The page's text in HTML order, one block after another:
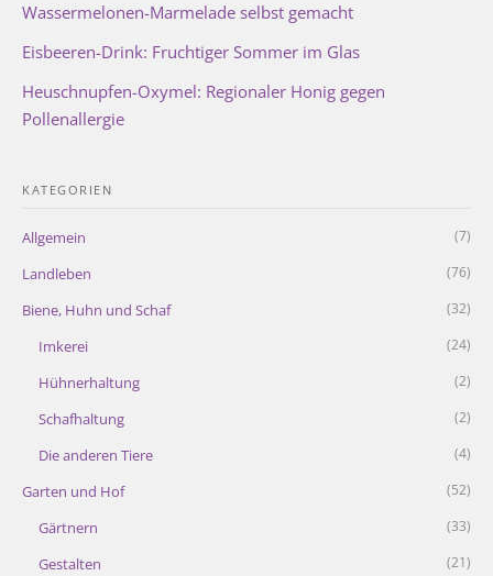
Wassermelonen-Marmelade selbst gemacht
Eisbeeren-Drink: Fruchtiger Sommer im Glas
Heuschnupfen-Oxymel: Regionaler Honig gegen
Pollenallergie
KATEGORIEN
Allgemein (7)
Landleben (76)
Biene, Huhn und Schaf (32)
Imkerei (24)
Hühnerhaltung (2)
Schafhaltung (2)
Die anderen Tiere (4)
Garten und Hof (52)
Gärtnern (33)
Gestalten (21)